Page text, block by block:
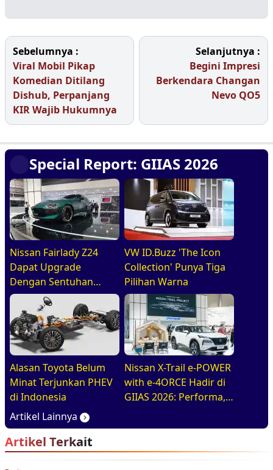
Sebelumnya :
Viral Mobil Pikap
Komedian Ditilang
Dishub, Perpanjang
KIR Wajib Hukumnya
Selanjutnya :
Begini Impresi
Berkendara Changan
Nevo QO5
Special Report: GIIAS 2026
Nissan Fairlady Z24
Dapat Upgrade
Dengan Sentuhan
Leluhur. Indonesia Jadi
Negara Pertama di
ASEAN Yang Disapa
VW ID.Buzz 'The Icon
Collection' Punya Tiga
Pilihan Warna
Alasan Toyota Belum
Minat Terjunkan PHEV
di Indonesia
Nissan X-Trail e-POWER
with e-4ORCE Hadir di
GIIAS 2026: Performa,
Teknologi Elektrifikasi
Artikel Lainnya
Artikel Terkait